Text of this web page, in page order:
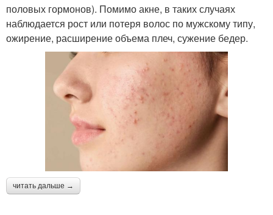
половых гормонов). Помимо акне, в таких случаях
наблюдается рост или потеря волос по мужскому типу,
ожирение, расширение объема плеч, сужение бедер.
читать дальше →